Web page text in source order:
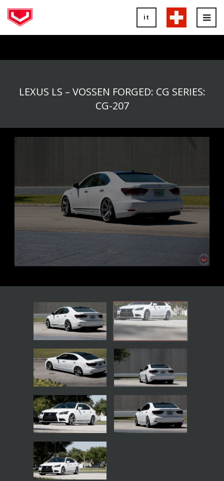
it
LEXUS LS – VOSSEN FORGED: CG SERIES:
CG-207